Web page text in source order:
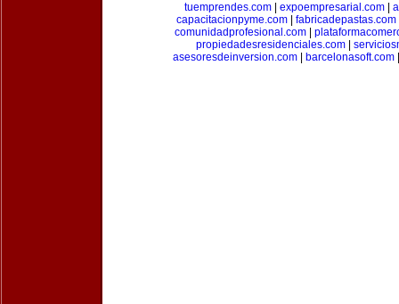
tuemprendes.com
expoempresarial.com
capacitacionpyme.com
fabricadepastas.com
comunidadprofesional.com|
propiedadesresidenciales.com
asesoresdeinversion.com
barcelonasoft.com